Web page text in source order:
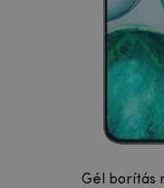
Gél borítás